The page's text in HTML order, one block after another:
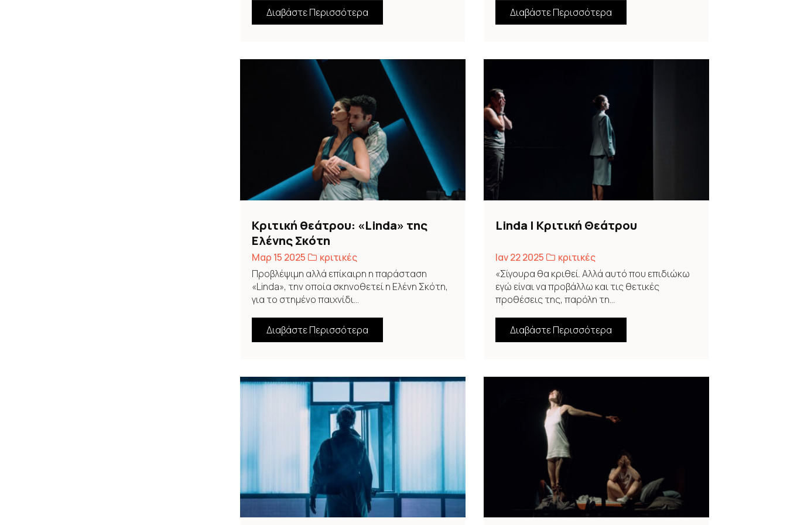
Διαβάστε Περισσότερα
Κριτική θεάτρου: «Linda» της
Ελένης Σκότη
Μαρ 15 2025
κριτικές
Προβλέψιμη αλλά επίκαιρη η παράσταση
«Linda», την οποία σκηνοθετεί η Ελένη Σκότη,
για το στημένο παιχνίδι...
Διαβάστε Περισσότερα
Διαβάστε Περισσότερα
Linda | Κριτική Θεάτρου
Ιαν 22 2025
κριτικές
«Σίγουρα θα κριθεί. Αλλά αυτό που επιδιώκω
εγώ είναι να προβάλλω και τις θετικές
προθέσεις της, παρόλη τη...
Διαβάστε Περισσότερα